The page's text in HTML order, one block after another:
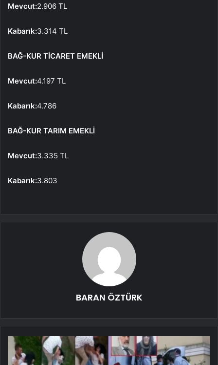
Mevcut:2.906 TL
Kabarık:3.314 TL
BAĞ-KUR TİCARET EMEKLİ
Mevcut:4.197 TL
Kabarık:4.786
BAĞ-KUR TARIM EMEKLİ
Mevcut:3.335 TL
Kabarık:3.803
BARAN ÖZTÜRK